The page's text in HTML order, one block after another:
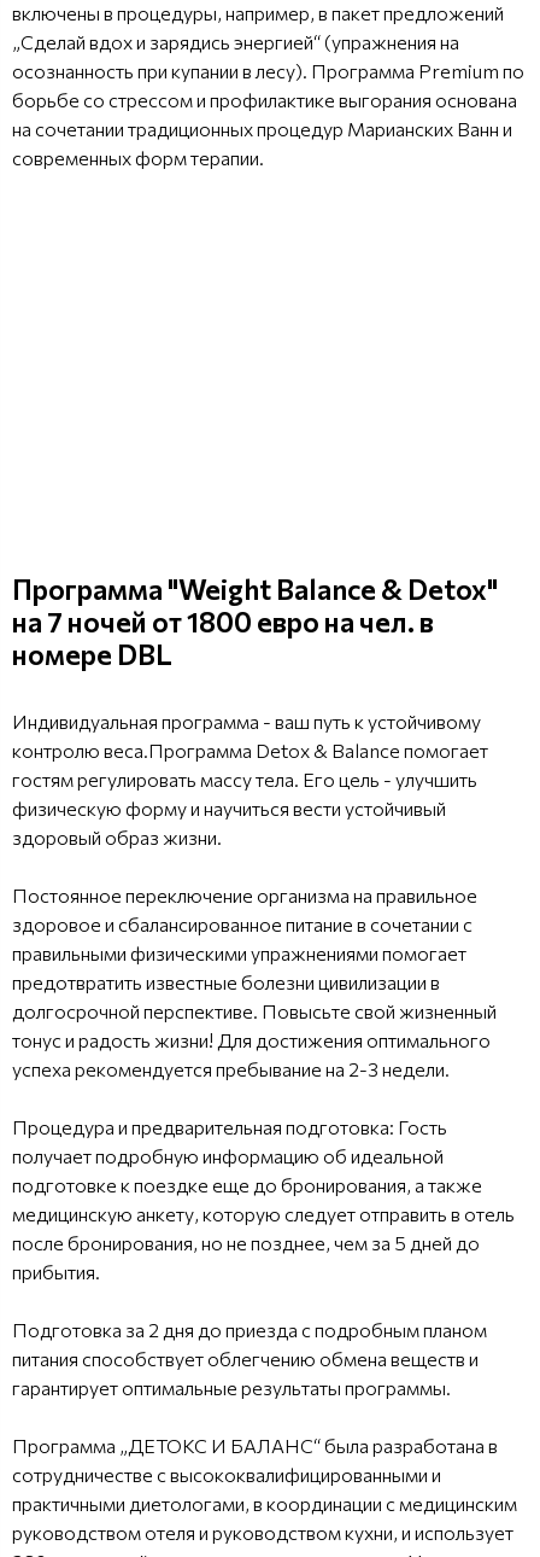
включены в процедуры, например, в пакет предложений
„Сделай вдох и зарядись энергией“ (упражнения на
осознанность при купании в лесу). Программа Premium по
борьбе со стрессом и профилактике выгорания основана
на сочетании традиционных процедур Марианских Ванн и
современных форм терапии.
Программа "Weight Balance & Detox"
на 7 ночей от 1800 евро на чел. в
номере DBL
Индивидуальная программа - ваш путь к устойчивому
контролю веса.Программа Detox & Balance помогает
гостям регулировать массу тела. Его цель - улучшить
физическую форму и научиться вести устойчивый
здоровый образ жизни.
Постоянное переключение организма на правильное
здоровое и сбалансированное питание в сочетании с
правильными физическими упражнениями помогает
предотвратить известные болезни цивилизации в
долгосрочной перспективе. Повысьте свой жизненный
тонус и радость жизни! Для достижения оптимального
успеха рекомендуется пребывание на 2-3 недели.
Процедура и предварительная подготовка: Гость
получает подробную информацию об идеальной
подготовке к поездке еще до бронирования, а также
медицинскую анкету, которую следует отправить в отель
после бронирования, но не позднее, чем за 5 дней до
прибытия.
Подготовка за 2 дня до приезда с подробным планом
питания способствует облегчению обмена веществ и
гарантирует оптимальные результаты программы.
Программа „ДЕТОКС И БАЛАНС“ была разработана в
сотрудничестве с высококвалифицированными и
практичными диетологами, в координации с медицинским
руководством отеля и руководством кухни, и использует